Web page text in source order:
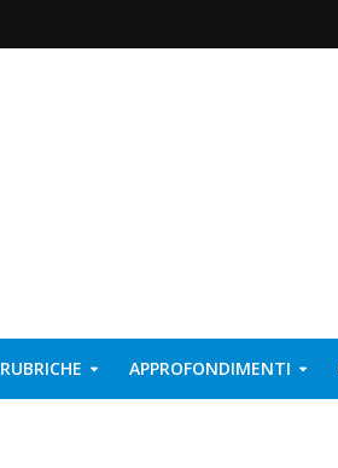
RUBRICHE APPROFONDIMENTI